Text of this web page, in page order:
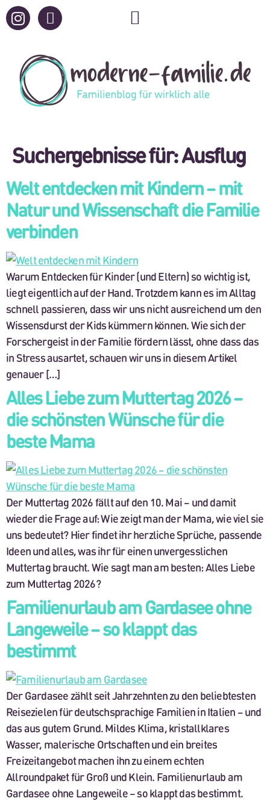
Suchergebnisse für:Ausflug
Welt entdecken mit Kindern – mit
Natur und Wissenschaft die Familie
verbinden
Warum Entdecken für Kinder (und Eltern) so wichtig ist,
liegt eigentlich auf der Hand. Trotzdem kann es im Alltag
schnell passieren, dass wir uns nicht ausreichend um den
Wissensdurst der Kids kümmern können. Wie sich der
Forschergeist in der Familie fördern lässt, ohne dass das
in Stress ausartet, schauen wir uns in diesem Artikel
genauer […]
Alles Liebe zum Muttertag 2026 –
die schönsten Wünsche für die
beste Mama
Der Muttertag 2026 fällt auf den 10. Mai – und damit
wieder die Frage auf: Wie zeigt man der Mama, wie viel sie
uns bedeutet? Hier findet ihr herzliche Sprüche, passende
Ideen und alles, was ihr für einen unvergesslichen
Muttertag braucht. Wie sagt man am besten: Alles Liebe
zum Muttertag 2026?
Familienurlaub am Gardasee ohne
Langeweile – so klappt das
bestimmt
Der Gardasee zählt seit Jahrzehnten zu den beliebtesten
Reisezielen für deutschsprachige Familien in Italien – und
das aus gutem Grund. Mildes Klima, kristallklares
Wasser, malerische Ortschaften und ein breites
Freizeitangebot machen ihn zu einem echten
Allroundpaket für Groß und Klein. Familienurlaub am
Gardasee ohne Langeweile – so klappt das bestimmt.